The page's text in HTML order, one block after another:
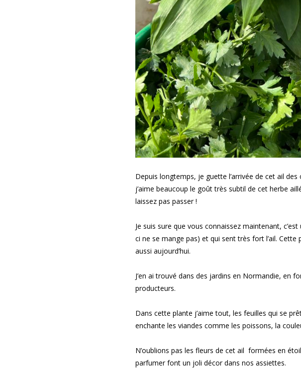
Depuis longtemps, je guette l’arrivée de cet ail
j’aime beaucoup le goût très subtil de cet herbe
laissez pas passer !
Je suis sure que vous connaissez maintenant,
ci ne se mange pas) et qui sent très fort l’ail.
aussi aujourd’hui.
J’en ai trouvé dans des jardins en Normandie, en
producteurs.
Dans cette plante j’aime tout, les feuilles qui se
enchante les viandes comme les poissons, la
N’oublions pas les fleurs de cet ail formées en
parfumer font un joli décor dans nos assiettes.